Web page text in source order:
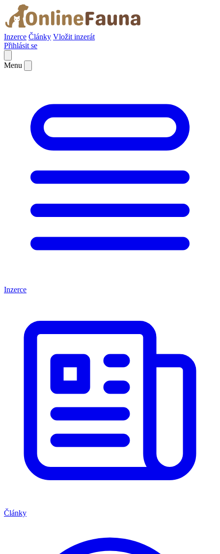
Inzerce Články Vložit inzerát
Přihlásit se
Menu
Inzerce
Články